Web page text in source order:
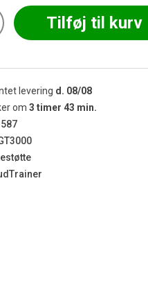
Tilføj til kurv
levering d. 08/08
om 3 timer 43 min.